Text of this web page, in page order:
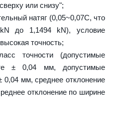
или снизу";
натяг (0,05~0,07C, что
до 1,1494 kN), условие
точность;
точности (допустимые
± 0,04 мм, допустимые
0,04 мм, среднее отклонение
отклонение по ширине